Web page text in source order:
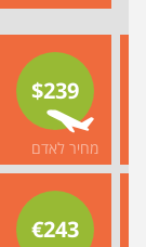
$239
מחיר לאדם
€243